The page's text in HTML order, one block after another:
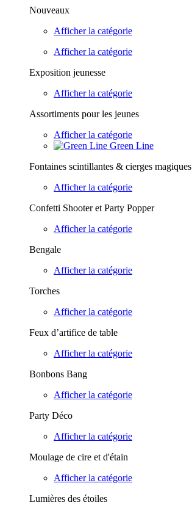
Nouveaux
Afficher la catégorie
Afficher la catégorie
Exposition jeunesse
Afficher la catégorie
Assortiments pour les jeunes
Afficher la catégorie
Green Line
Fontaines scintillantes & cierges magiques
Afficher la catégorie
Confetti Shooter et Party Popper
Afficher la catégorie
Bengale
Afficher la catégorie
Torches
Afficher la catégorie
Feux d’artifice de table
Afficher la catégorie
Bonbons Bang
Afficher la catégorie
Party Déco
Afficher la catégorie
Moulage de cire et d'étain
Afficher la catégorie
Lumières des étoiles